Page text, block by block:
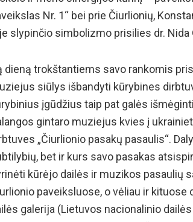
Nr. 1“ bei prie Čiurlionių,
slypinčio simbolizmo prisilies dr. Nida
dieną trokštantiems savo rankomis
siūlys išbandyti kūrybines
įgūdžius taip pat galės
gintaro muziejus kvies į
„Čiurlionio pasakų pasaulis“.
bet ir kurs savo pasakas
kūrėjo dailės ir muzikos pasaulių
paveiksluose, o vėliau ir
galerija (Lietuvos nacionalinio